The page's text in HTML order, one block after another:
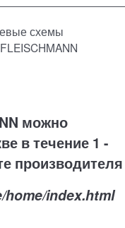
схемы
можно
в течение 1 -
производителя
index.html